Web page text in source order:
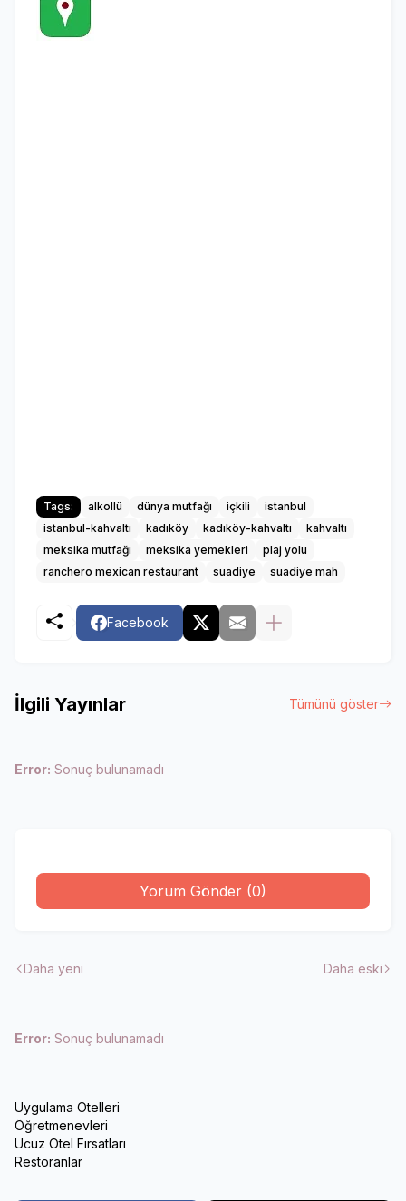
Tags: alkollü dünya mutfağı içkili
istanbul
istanbul-kahvaltı
kadıköy kadıköy-kahvaltı
kahvaltı
meksika mutfağı
meksika yemekleri
plaj yolu
ranchero mexican restaurant
suadiye suadiye mah
Facebook
İlgili Yayınlar Tümünü göster
Error: Sonuç bulunamadı
Yorum Gönder (0)
Daha yeni Daha eski
Error: Sonuç bulunamadı
Uygulama Otelleri
Öğretmenevleri
Ucuz Otel Fırsatları
Restoranlar